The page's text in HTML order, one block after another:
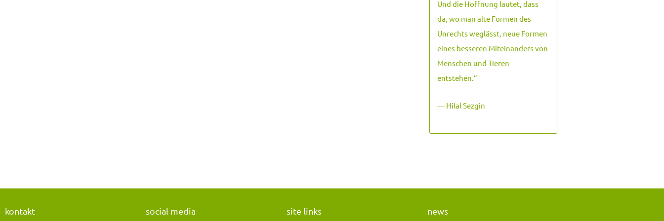
Und die Hoffnung lautet, dass
da, wo man alte Formen des
Unrechts weglässt, neue Formen
eines besseren Miteinanders von
Menschen und Tieren
entstehen. “
― Hilal Sezgin
kontakt social media site links news